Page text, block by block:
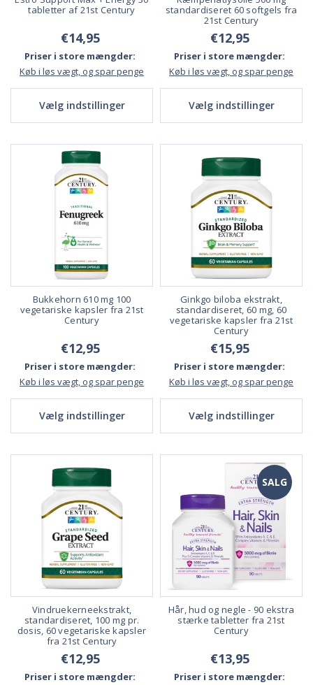
tabletter af 21st Century
€14,95
Priser i store mængder:
Køb i løs vægt, og spar penge
Vælg indstillinger
standardiseret 60 softgels fra
21st Century
€12,95
Priser i store mængder:
Køb i løs vægt, og spar penge
Vælg indstillinger
Bukkehorn 610 mg 100
vegetariske kapsler fra 21st
Century
€12,95
Priser i store mængder:
Køb i løs vægt, og spar penge
Vælg indstillinger
Ginkgo biloba ekstrakt,
standardiseret, 60 mg, 60
vegetariske kapsler fra 21st
Century
€15,95
Priser i store mængder:
Køb i løs vægt, og spar penge
Vælg indstillinger
Vindruekerneekstrakt,
standardiseret, 100 mg pr.
dosis, 60 vegetariske kapsler
fra 21st Century
€12,95
Priser i store mængder:
SALG
Hår, hud og negle - 90 ekstra
stærke tabletter fra 21st
Century
€13,95
Priser i store mængder: